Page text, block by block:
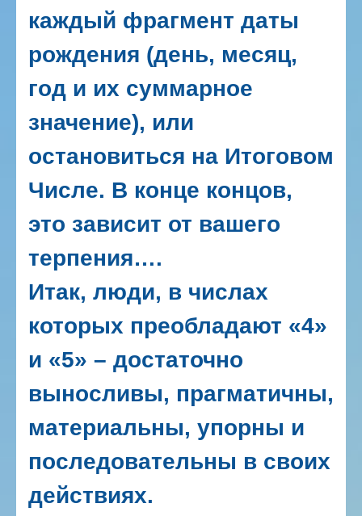
каждый фрагмент даты
рождения (день, месяц,
год и их суммарное
значение), или
остановиться на Итоговом
Числе. В конце концов,
это зависит от вашего
терпения….
Итак, люди, в числах
которых преобладают «4»
и «5» – достаточно
выносливы, прагматичны,
материальны, упорны и
последовательны в своих
действиях.